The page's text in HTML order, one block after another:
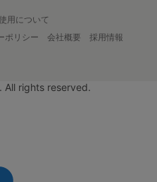
用について
ポリシー 会社概要
採用情報
All rights reserved.